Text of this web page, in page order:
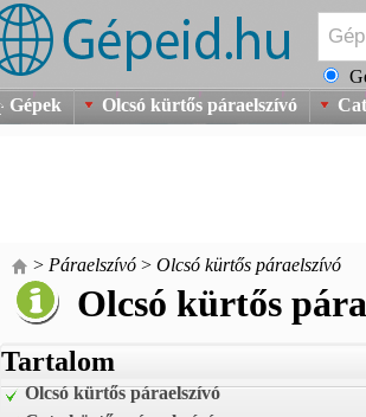
Gépek Olcsó kürtős páraelszívó
> Páraelszívó > Olcsó kürtős páraelszívó
Olcsó kürtős
Tartalom
Olcsó kürtős páraelszívó